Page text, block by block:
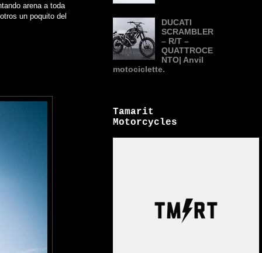
arena a toda
un poquito del
DUCATI
SCRAMBLER
– R/T –
QUATTROCE
NTO| Anvil
motociclette.
Tamarit
Motorcycles